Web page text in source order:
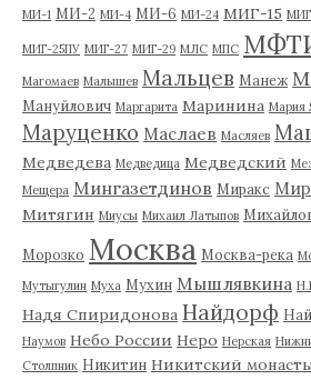
МИ-1 МИ-2 МИ-4 МИ-6 МИ-24 МИГ-15
МИГ-25ПУ МИГ-27 МИГ-29 МЛС МПС
Магомаев Малышев Мальцев Манеж
Мануйлович Маргарита Маринина Мария
Маруценко Маслаев Масляев
Медведева Медведица Медведский
Мещера Мингазетдинов Миракс
Митягин Миусы Михаил Латыпов
Морозко Москва Москва-река
Мутыгулин Муха Мухин Мышлявкина
Надя Спиридонова Найдорф
Наумов Небо России Неро Нерская
Столпник Никитин Никитский